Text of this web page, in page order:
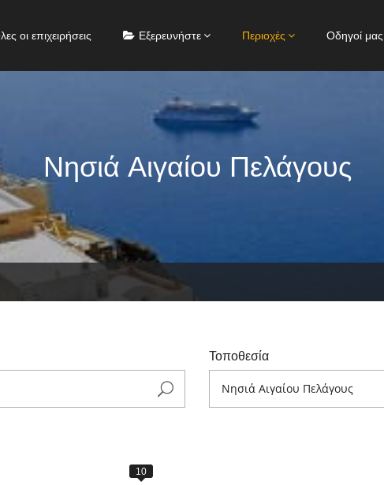
οι επιχειρήσεις Εξερευνήστε Περιοχές Οδηγοί μας
Νησιά Αιγαίου Πελάγους
Τοποθεσία